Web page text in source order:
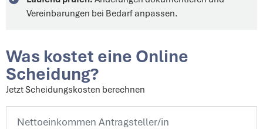
Vereinbarungen bei Bedarf anpassen.
Was kostet eine Online
Scheidung?
Jetzt Scheidungskosten berechnen